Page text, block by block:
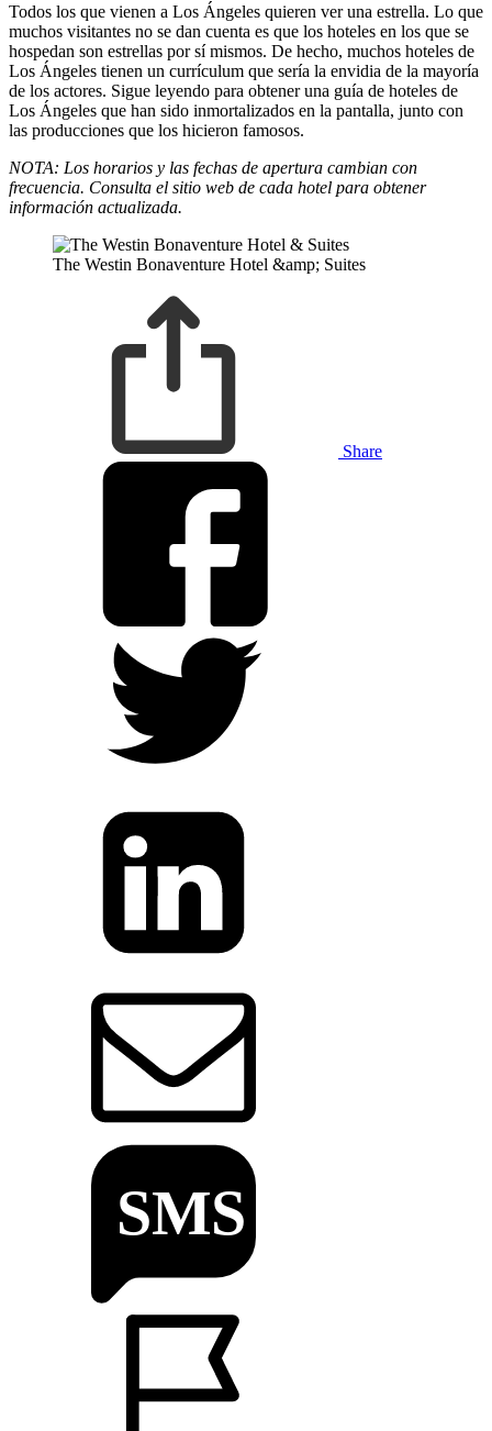
Todos los que vienen a Los Ángeles quieren ver una estrella. Lo que
muchos visitantes no se dan cuenta es que los hoteles en los que se
hospedan son estrellas por sí mismos. De hecho, muchos hoteles de
Los Ángeles tienen un currículum que sería la envidia de la mayoría
de los actores. Sigue leyendo para obtener una guía de hoteles de
Los Ángeles que han sido inmortalizados en la pantalla, junto con
las producciones que los hicieron famosos.
NOTA: Los horarios y las fechas de apertura cambian con
frecuencia. Consulta el sitio web de cada hotel para obtener
información actualizada.
The Westin Bonaventure Hotel &amp; Suites
Share